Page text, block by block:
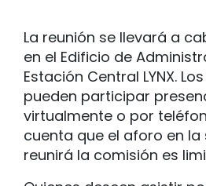
La reunión se llevará a
en el Edificio de
Estación Central LYNX.
pueden participar
virtualmente o por
cuenta que el aforo en
reunirá la comisión es